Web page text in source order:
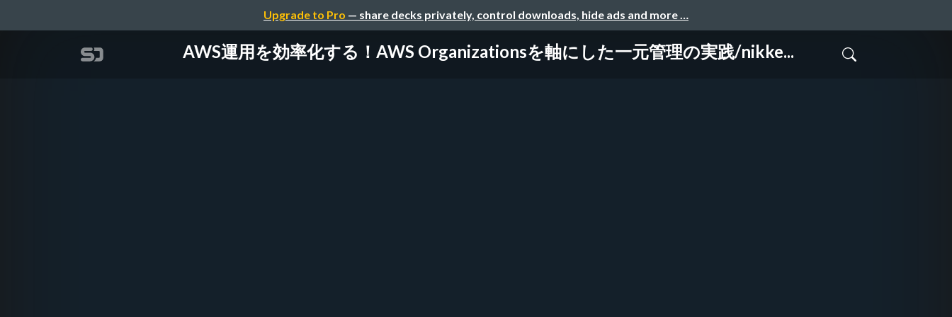
Upgrade to Pro — share decks privately, control downloads, hide ads and more …
AWS運用を効率化する！AWS Organizationsを軸にした一元管理の実践/nikke...